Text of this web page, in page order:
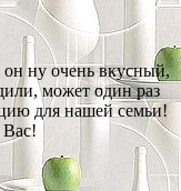
ну очень вкусный,
может один раз
для нашей семьи!